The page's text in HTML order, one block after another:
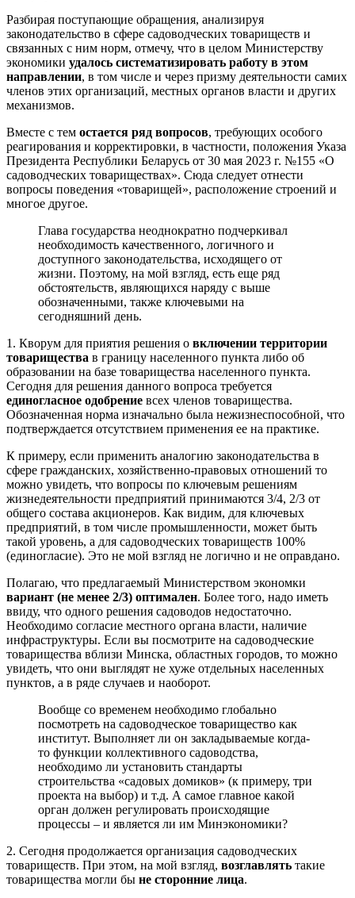
Разбирая поступающие обращения, анализируя
законодательство в сфере садоводческих товариществ и
связанных с ним норм, отмечу, что в целом Министерству
экономики удалось систематизировать работу в этом
направлении, в том числе и через призму деятельности самих
членов этих организаций, местных органов власти и других
механизмов.
Вместе с тем остается ряд вопросов, требующих особого
реагирования и корректировки, в частности, положения Указа
Президента Республики Беларусь от 30 мая 2023 г. №155 «О
садоводческих товариществах». Сюда следует отнести
вопросы поведения «товарищей», расположение строений и
многое другое.
Глава государства неоднократно подчеркивал
необходимость качественного, логичного и
доступного законодательства, исходящего от
жизни. Поэтому, на мой взгляд, есть еще ряд
обстоятельств, являющихся наряду с выше
обозначенными, также ключевыми на
сегодняшний день.
1. Кворум для приятия решения о включении территории
товарищества в границу населенного пункта либо об
образовании на базе товарищества населенного пункта.
Сегодня для решения данного вопроса требуется
единогласное одобрение всех членов товарищества.
Обозначенная норма изначально была нежизнеспособной, что
подтверждается отсутствием применения ее на практике.
К примеру, если применить аналогию законодательства в
сфере гражданских, хозяйственно-правовых отношений то
можно увидеть, что вопросы по ключевым решениям
жизнедеятельности предприятий принимаются 3/4, 2/3 от
общего состава акционеров. Как видим, для ключевых
предприятий, в том числе промышленности, может быть
такой уровень, а для садоводческих товариществ 100%
(единогласие). Это не мой взгляд не логично и не оправдано.
Полагаю, что предлагаемый Министерством экономки
вариант (не менее 2/3) оптимален. Более того, надо иметь
ввиду, что одного решения садоводов недостаточно.
Необходимо согласие местного органа власти, наличие
инфраструктуры. Если вы посмотрите на садоводческие
товарищества вблизи Минска, областных городов, то можно
увидеть, что они выглядят не хуже отдельных населенных
пунктов, а в ряде случаев и наоборот.
Вообще со временем необходимо глобально
посмотреть на садоводческое товарищество как
институт. Выполняет ли он закладываемые когда-
то функции коллективного садоводства,
необходимо ли установить стандарты
строительства «садовых домиков» (к примеру, три
проекта на выбор) и т.д. А самое главное какой
орган должен регулировать происходящие
процессы – и является ли им Минэкономики?
2. Сегодня продолжается организация садоводческих
товариществ. При этом, на мой взгляд, возглавлять такие
товарищества могли бы не сторонние лица.